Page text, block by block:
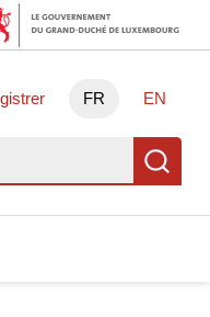
FR EN